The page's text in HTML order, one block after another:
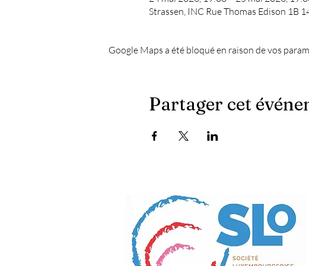
Strassen, INC Rue Thomas Edison 1B
Google Maps a été bloqué en raison de vos
Partager cet